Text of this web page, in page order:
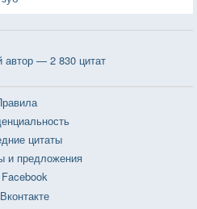
— 2 830 цитат
цитаты
и предложения
Facebook
Вконтакте